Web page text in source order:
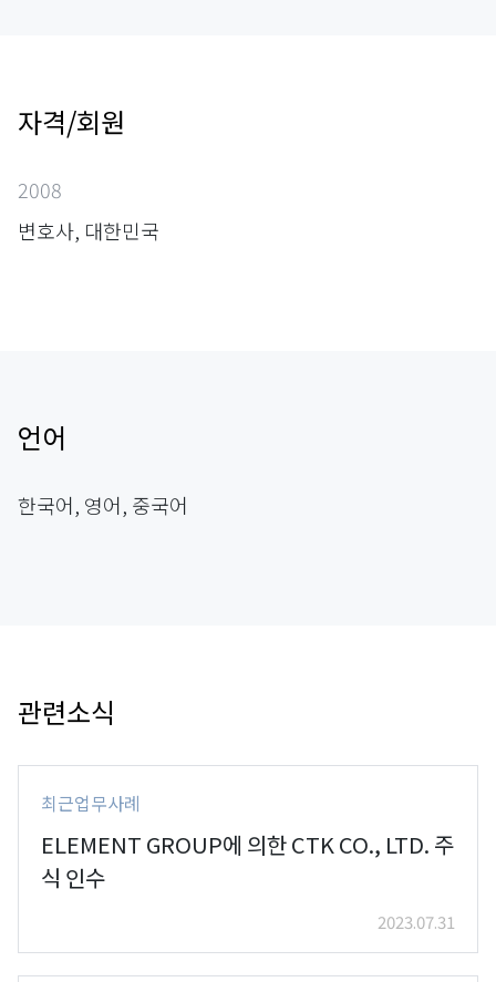
자격/회원
2008
변호사, 대한민국
언어
한국어, 영어, 중국어
관련소식
최근업무사례
ELEMENT GROUP에 의한 CTK CO., LTD. 주
식 인수
2023.07.31